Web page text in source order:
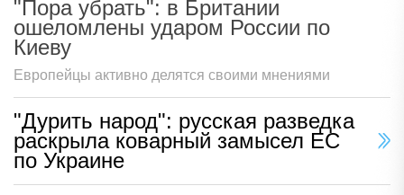
"Пора убрать": в Британии
ошеломлены ударом России по
Киеву
Европейцы активно делятся своими мнениями
"Дурить народ": русская разведка
раскрыла коварный замысел ЕС
по Украине